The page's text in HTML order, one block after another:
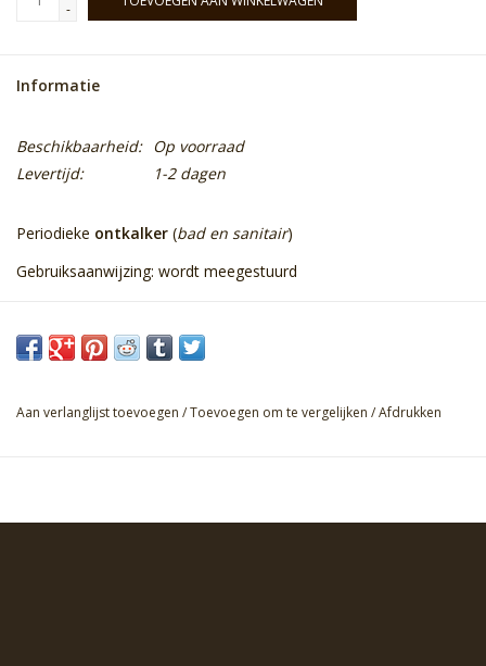
-
Informatie
Beschikbaarheid: Op voorraad
Levertijd:
1-2 dagen
Periodieke ontkalker (bad en sanitair)
Gebruiksaanwijzing: wordt meegestuurd
Aan verlanglijst toevoegen /Toevoegen om te vergelijken /Afdrukken